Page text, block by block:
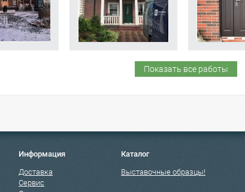
Показать все работы
Информация
Доставка
Сервис
Каталог
Выставочные образцы!